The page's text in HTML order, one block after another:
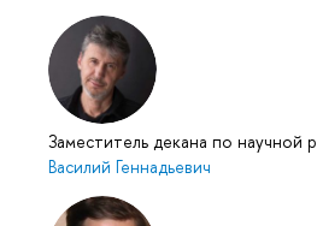
Заместитель декана по научной
Василий Геннадьевич